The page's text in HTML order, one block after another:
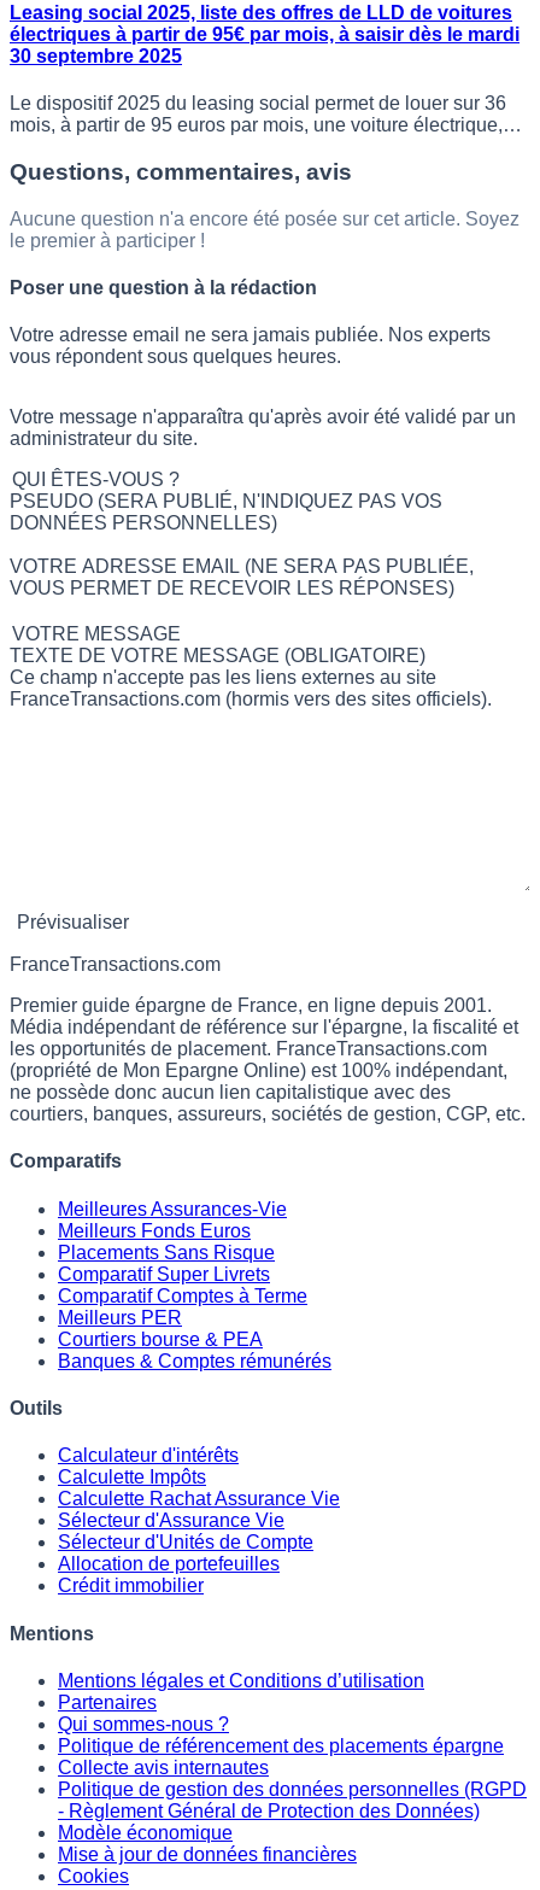
Leasing social 2025, liste des offres de LLD de voitures
électriques à partir de 95€ par mois, à saisir dès le mardi
30 septembre 2025
Le dispositif 2025 du leasing social permet de louer sur 36
mois, à partir de 95 euros par mois, une voiture électrique,
Questions, commentaires, avis
Aucune question n'a encore été posée sur cet article. Soyez
le premier à participer !
Poser une question à la rédaction
Votre adresse email ne sera jamais publiée. Nos experts
vous répondent sous quelques heures.
Votre message n'apparaîtra qu'après avoir été validé par un
administrateur du site.
QUI ÊTES-VOUS ?
PSEUDO (SERA PUBLIÉ, N'INDIQUEZ PAS VOS
DONNÉES PERSONNELLES)
VOTRE ADRESSE EMAIL (NE SERA PAS PUBLIÉE,
VOUS PERMET DE RECEVOIR LES RÉPONSES)
VOTRE MESSAGE
TEXTE DE VOTRE MESSAGE (OBLIGATOIRE)
Ce champ n'accepte pas les liens externes au site
FranceTransactions.com (hormis vers des sites officiels).
FranceTransactions.com
Premier guide épargne de France, en ligne depuis 2001.
Média indépendant de référence sur l'épargne, la fiscalité et
les opportunités de placement. FranceTransactions.com
(propriété de Mon Epargne Online) est 100% indépendant,
ne possède donc aucun lien capitalistique avec des
courtiers, banques, assureurs, sociétés de gestion, CGP, etc.
Comparatifs
Meilleures Assurances-Vie
Meilleurs Fonds Euros
Placements Sans Risque
Comparatif Super Livrets
Comparatif Comptes à Terme
Meilleurs PER
Courtiers bourse & PEA
Banques & Comptes rémunérés
Outils
Calculateur d'intérêts
Calculette Impôts
Calculette Rachat Assurance Vie
Sélecteur d'Assurance Vie
Sélecteur d'Unités de Compte
Allocation de portefeuilles
Crédit immobilier
Mentions
Mentions légales et Conditions d’utilisation
Partenaires
Qui sommes-nous ?
Politique de référencement des placements épargne
Collecte avis internautes
Politique de gestion des données personnelles (RGPD
- Règlement Général de Protection des Données)
Modèle économique
Mise à jour de données financières
Cookies